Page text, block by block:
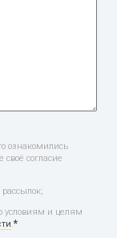
ознакомились
своё согласие
условиям и целям
.*